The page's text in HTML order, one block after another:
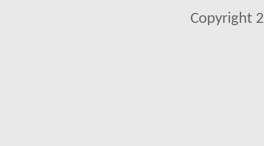
Copyright